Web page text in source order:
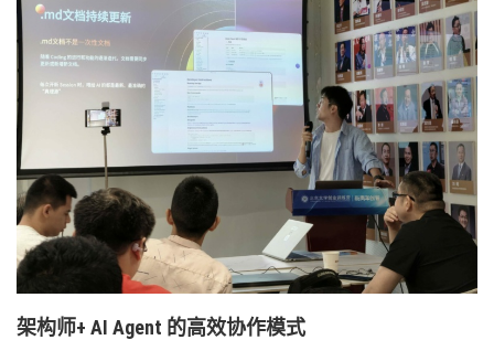
架构师+ AI Agent 的高效协作模式